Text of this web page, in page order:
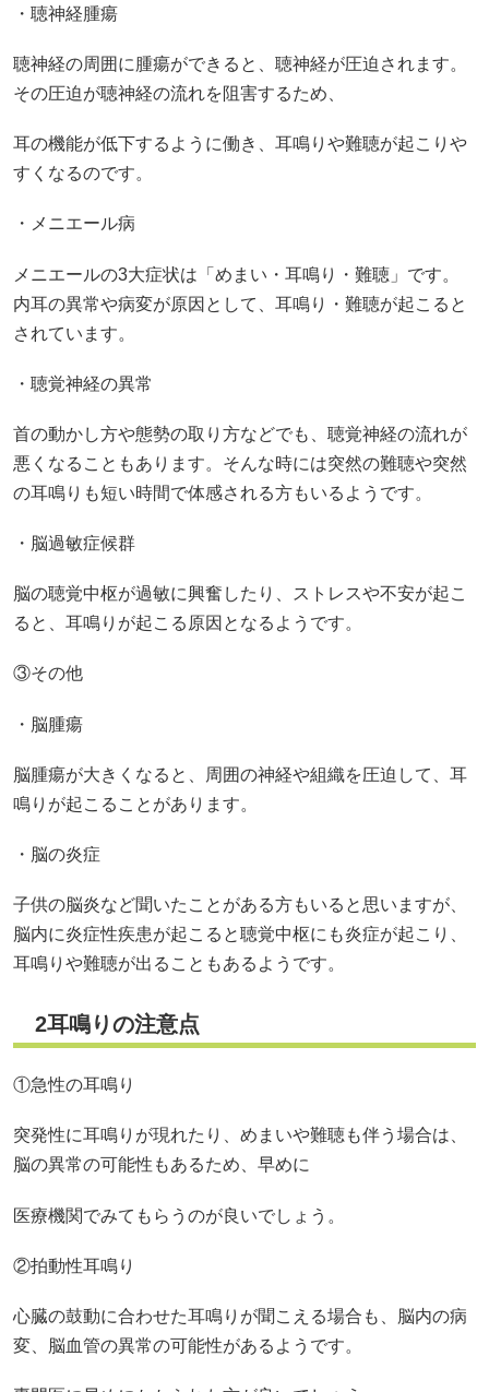
・聴神経腫瘍
聴神経の周囲に腫瘍ができると、聴神経が圧迫されます。
その圧迫が聴神経の流れを阻害するため、
耳の機能が低下するように働き、耳鳴りや難聴が起こりや
すくなるのです。
・メニエール病
メニエールの3大症状は「めまい・耳鳴り・難聴」です。
内耳の異常や病変が原因として、耳鳴り・難聴が起こると
されています。
・聴覚神経の異常
首の動かし方や態勢の取り方などでも、聴覚神経の流れが
悪くなることもあります。そんな時には突然の難聴や突然
の耳鳴りも短い時間で体感される方もいるようです。
・脳過敏症候群
脳の聴覚中枢が過敏に興奮したり、ストレスや不安が起こ
ると、耳鳴りが起こる原因となるようです。
③その他
・脳腫瘍
脳腫瘍が大きくなると、周囲の神経や組織を圧迫して、耳
鳴りが起こることがあります。
・脳の炎症
子供の脳炎など聞いたことがある方もいると思いますが、
脳内に炎症性疾患が起こると聴覚中枢にも炎症が起こり、
耳鳴りや難聴が出ることもあるようです。
2耳鳴りの注意点
①急性の耳鳴り
突発性に耳鳴りが現れたり、めまいや難聴も伴う場合は、
脳の異常の可能性もあるため、早めに
医療機関でみてもらうのが良いでしょう。
②拍動性耳鳴り
心臓の鼓動に合わせた耳鳴りが聞こえる場合も、脳内の病
変、脳血管の異常の可能性があるようです。